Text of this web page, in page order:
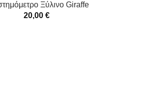
Ξύλινο Giraffe
20,00 €